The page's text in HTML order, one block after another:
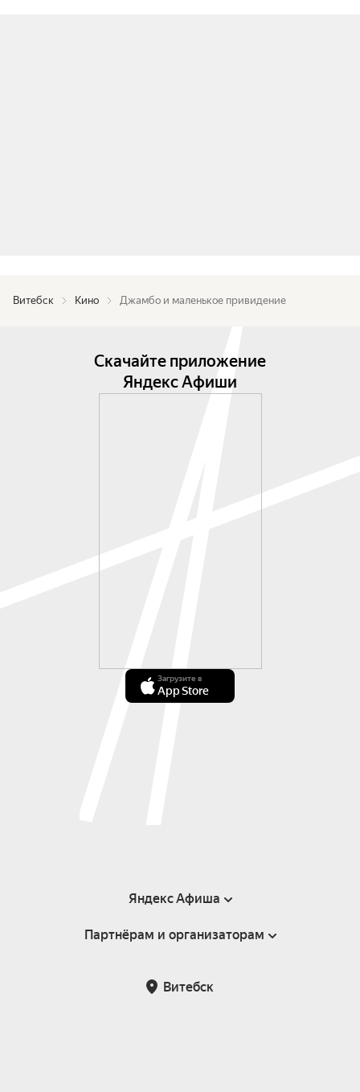
Витебск Кино Джамбо и маленькое привидение
Скачайте приложение
Яндекс Афиши
Загрузите в
App Store
Яндекс Афиша
Справка
Партнёрам и организаторам
Витебск